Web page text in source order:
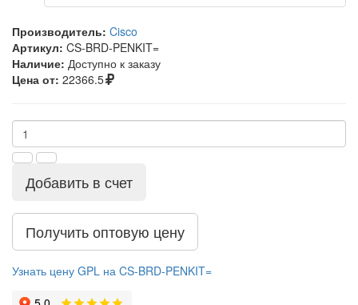
Производитель: Cisco
Артикул: CS-BRD-PENKIT=
Наличие: Доступно к заказу
Цена от: 22366.5
Добавить в счет
Получить оптовую цену
Узнать цену GPL на CS-BRD-PENKIT=